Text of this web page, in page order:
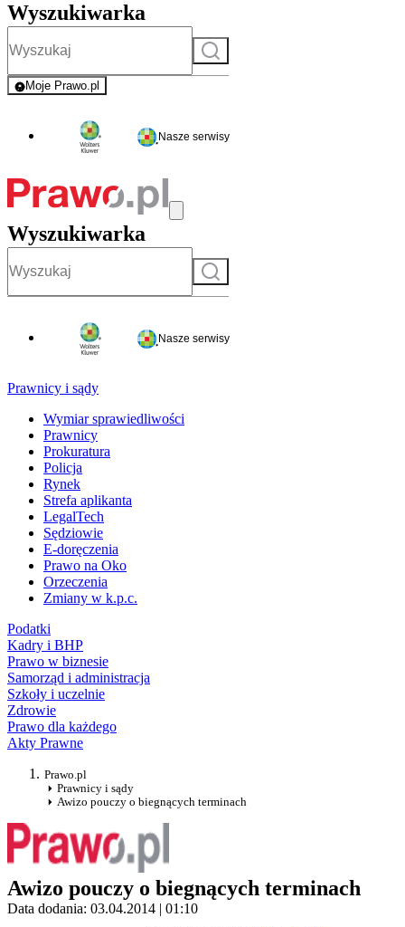
Wyszukiwarka
Szukaj
Moje Prawo.pl
- rejestracja i logowanie do serwisu
Nasze serwisy
Wyszukiwarka
Szukaj
Nasze serwisy
Prawnicy i sądy
Wymiar sprawiedliwości
Prawnicy
Prokuratura
Policja
Rynek
Strefa aplikanta
LegalTech
Sędziowie
E-doręczenia
Prawo na Oko
Orzeczenia
Zmiany w k.p.c.
Podatki
Kadry i BHP
Prawo w biznesie
Samorząd i administracja
Szkoły i uczelnie
Zdrowie
Prawo dla każdego
Akty Prawne
Prawo.pl
Prawnicy i sądy
Awizo pouczy o biegnących terminach
Awizo pouczy o biegnących terminach
Data dodania: 03.04.2014 | 01:10